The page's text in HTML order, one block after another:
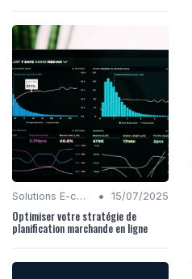
Solutions E-commerce • 15/07/2025
Optimiser votre stratégie de
planification marchande en ligne